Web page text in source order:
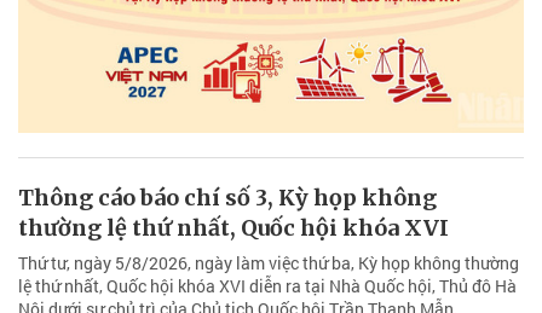
Thông cáo báo chí số 3, Kỳ họp không
thường lệ thứ nhất, Quốc hội khóa XVI
Thứ tư, ngày 5/8/2026, ngày làm việc thứ ba, Kỳ họp không thường
lệ thứ nhất, Quốc hội khóa XVI diễn ra tại Nhà Quốc hội, Thủ đô Hà